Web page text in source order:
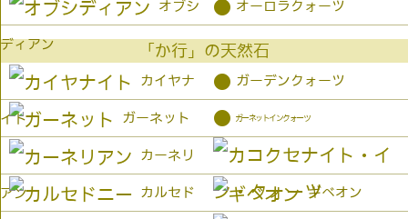
オブシ
ディアン
● オーロラクォーツ
「か行」の天然石
カイヤナ
イト
● ガーデンクォーツ
ガーネット ● ガーネットインクォーツ
カーネリ
アン カルセド ギベオン